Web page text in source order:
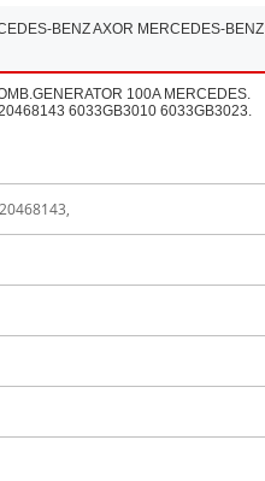
BENZ AXOR MERCEDES-BENZ
100A MERCEDES.
6033GB3010 6033GB3023.